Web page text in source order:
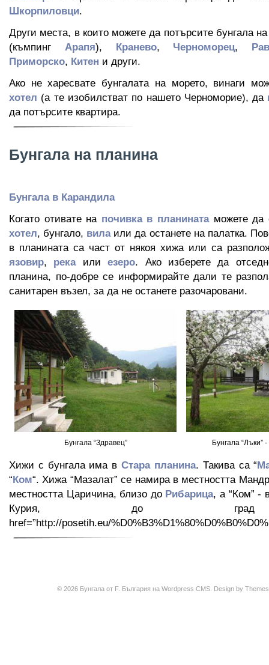
Шкорпиловци.
Други места, в които можете да потърсите бунгала
(къмпинг Арапя), Кранево, Черноморец,
Приморско, Китен и други.
Ако не харесвате бунгалата на морето, винаги
хотел (а те изобилстват по нашето Черноморие), да
да потърсите квартира.
Бунгала на планина
Бунгала в Карандила
Когато отивате на почивка в планинатаможете да
хотел, бунгало, вилаили да останете на палатка.
в планината са част от някоя хижа или са
язовир, рекаилиезеро. Ако изберете да
планина, по-добре се информирайте дали те
санитарен възел, за да не останете разочаровани.
Бунгала “Здравец” Бунгала “Лъки”
Хижи с бунгала има вСтара планина. Такива са “
“Ком“. Хижа “Мазалат” се намира в местността
местността Царичина, близо до Рибарица, а “Ком” -
Курия, до
href=”http://posetih.eu/
© 2026 Бунгала от F. България на Wordpress CMS . Design by